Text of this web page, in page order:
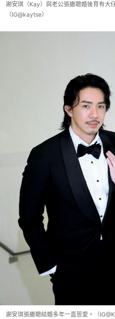
謝安琪（Kay）與老公張繼聰婚後育有大
（IG@kaytse）
謝安琪張繼聰結婚多年一直恩愛。（